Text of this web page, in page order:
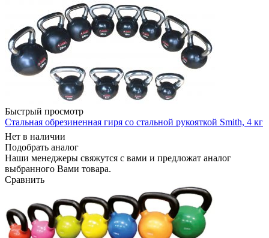
Быстрый просмотр
Стальная обрезиненная гиря со стальной рукояткой Smith, 4 кг
Нет в наличии
Подобрать аналог
Наши менеджеры свяжутся с вами и предложат аналог
выбранного Вами товара.
Сравнить